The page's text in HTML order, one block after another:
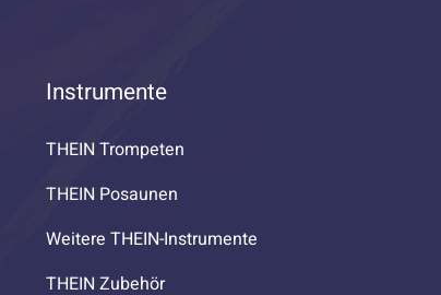
Instrumente
THEIN Trompeten
THEIN Posaunen
Weitere THEIN-Instrumente
THEIN Zubehör